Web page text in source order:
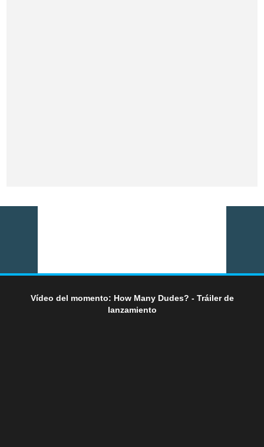
Vídeo del momento: How Many Dudes? - Tráiler de
lanzamiento